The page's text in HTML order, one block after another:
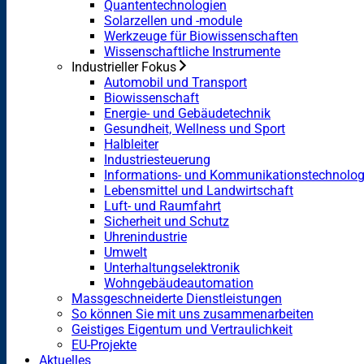
Quantentechnologien
Solarzellen und -module
Werkzeuge für Biowissenschaften
Wissenschaftliche Instrumente
Industrieller Fokus
Automobil und Transport
Biowissenschaft
Energie- und Gebäudetechnik
Gesundheit, Wellness und Sport
Halbleiter
Industriesteuerung
Informations- und
Lebensmittel und Landwirtschaft
Luft- und Raumfahrt
Sicherheit und Schutz
Uhrenindustrie
Umwelt
Unterhaltungselektronik
Wohngebäudeautomation
Massgeschneiderte Dienstleistungen
So können Sie mit uns zusammenarbeiten
Geistiges Eigentum und Vertraulichkeit
EU-Projekte
Aktuelles